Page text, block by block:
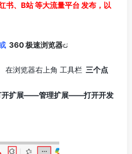
书、B站 等大流量平台 发布，以
360 极速浏览器
在浏览器右上角 工具栏 三个点
开扩展——管理扩展——打开开发